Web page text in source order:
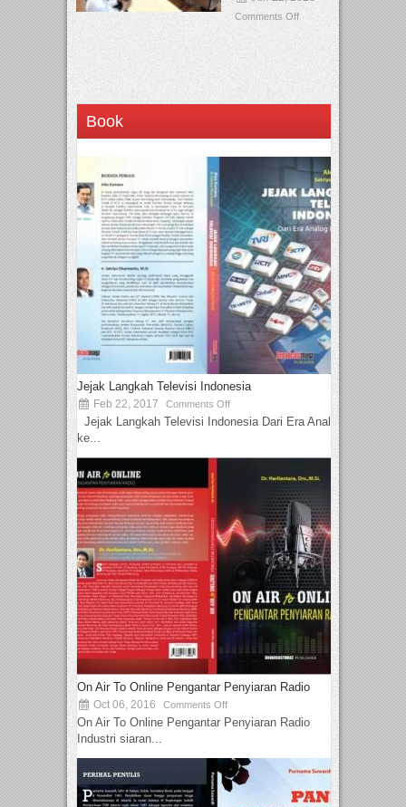
Comments Off
Book
Jejak Langkah Televisi Indonesia
Feb 22, 2017 Comments Off
Jejak Langkah Televisi Indonesia Dari Era Analog
ke...
On Air To Online Pengantar Penyiaran Radio
Oct 06, 2016 Comments Off
On Air To Online Pengantar Penyiaran Radio
Industri siaran...